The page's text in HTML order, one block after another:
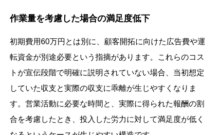
作業量を考慮した場合の満足度低下
初期費用60万円とは別に、顧客開拓に向けた広告費や運
転資金が別途必要という指摘があります。これらのコス
トが宣伝段階で明確に説明されていない場合、当初想定
していた収支と実際の収支に乖離が生じやすくなりま
す。営業活動に必要な時間と、実際に得られた報酬の割
合を考慮したとき、投入した労力に対して満足度が低く